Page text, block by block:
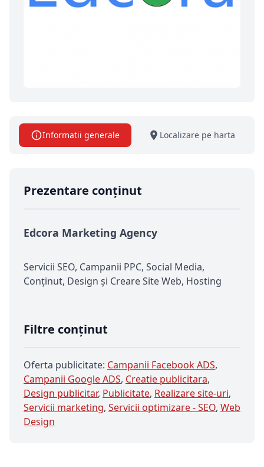
Informatii generale Localizare pe harta
Prezentare conținut
Edcora Marketing Agency
Servicii SEO, Campanii PPC, Social Media,
Conținut, Design și Creare Site Web, Hosting
Filtre conținut
Oferta publicitate: Campanii Facebook ADS,
Campanii Google ADS, Creatie publicitara,
Design publicitar, Publicitate, Realizare site-uri,
Servicii marketing, Servicii optimizare - SEO, Web
Design